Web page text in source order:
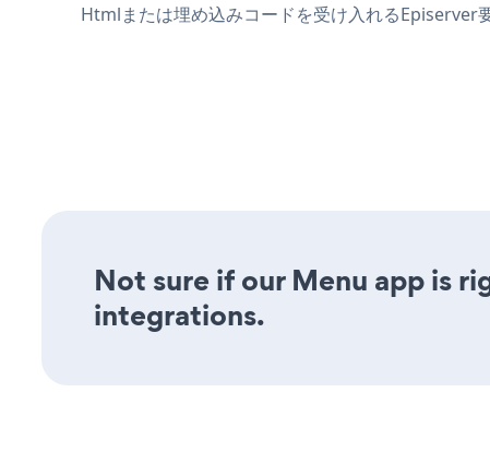
Htmlまたは埋め込みコードを受け入れるEpiserver
Not sure if our Menu app is
integrations.